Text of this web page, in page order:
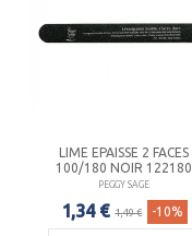
LIME EPAISSE 2 FACES
100/180 NOIR 122180
PEGGY SAGE
1,34 € 1,49 € -10%